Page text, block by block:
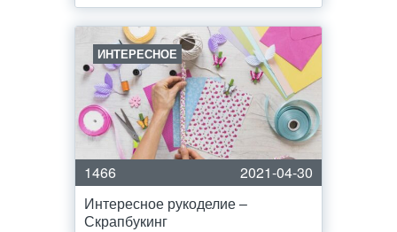
ИНТЕРЕСНОЕ
1466
2021-04-30
Интересное рукоделие –
Скрапбукинг